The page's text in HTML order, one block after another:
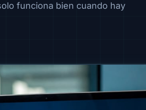
funciona bien cuando hay